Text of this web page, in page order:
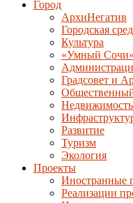
Город
АрхиНегатив
Городская
Культура
«Умный Сочи»
Градсовет и
Недвижимость
Развитие
Туризм
Экология
Проекты
Иностранные
Реализации